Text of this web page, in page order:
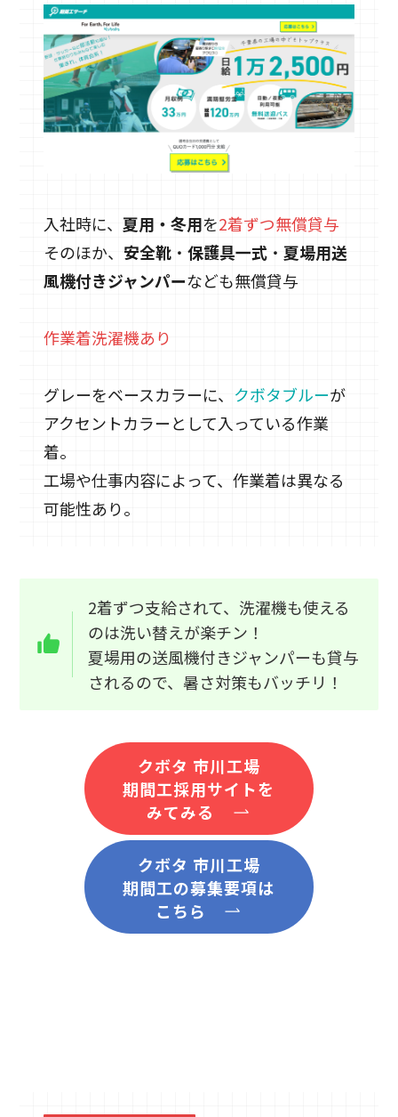
入社時に、夏用・冬用を2着ずつ無償貸与
そのほか、 安全靴 ・保護具一式 ・夏場用送
風機付きジャンパーなども無償貸与
作業着洗濯機あり
グレーをベースカラーに、 クボタブルーが
アクセントカラーとして入っている作業
着。
工場や仕事内容によって、作業着は異なる
可能性あり。
2着ずつ支給されて、洗濯機も使える
のは洗い替えが楽チン！
夏場用の送風機付きジャンパーも貸与
されるので、暑さ対策もバッチリ！
クボタ 市川工場
期間工採用サイトを
みてみる
クボタ 市川工場
期間工の募集要項は
こちら